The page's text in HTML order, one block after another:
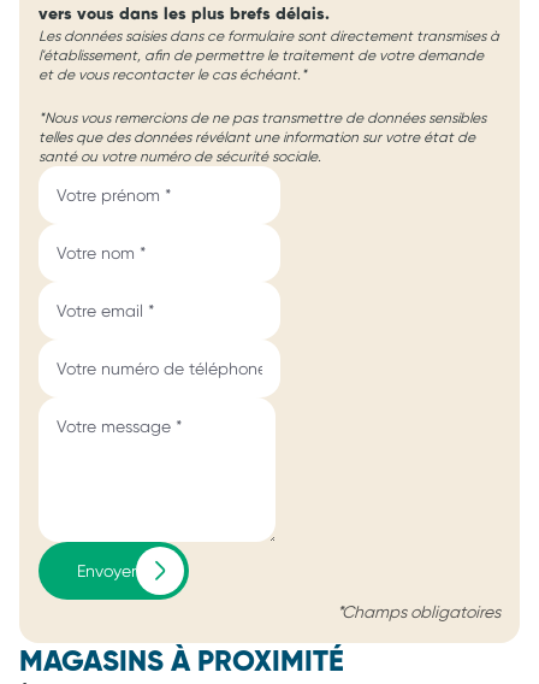
vers vous dans les plus brefs délais.
Les données saisies dans ce formulaire sont directement transmises à
l'établissement, afin de permettre le traitement de votre demande
et de vous recontacter le cas échéant.*
*Nous vous remercions de ne pas transmettre de données sensibles
telles que des données révélant une information sur votre état de
santé ou votre numéro de sécurité sociale.
Envoyer
*Champs obligatoires
MAGASINS À PROXIMITÉ